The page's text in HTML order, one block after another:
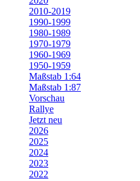
2010-2019
1990-1999
1980-1989
1970-1979
1960-1969
1950-1959
Maßstab 1:64
Maßstab 1:87
Vorschau
Rallye
Jetzt neu
2026
2025
2024
2023
2022